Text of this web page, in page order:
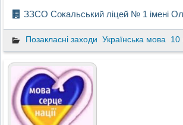
ЗЗСО Сокальський ліцей № 1 імені
Позакласні заходи Українська мова 10